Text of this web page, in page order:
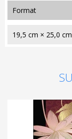
format
19,5 cm × 25,0